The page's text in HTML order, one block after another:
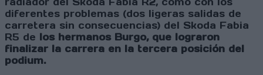
diferentes problemas (dos ligeras salidas de
carretera sin consecuencias) del Skoda Fabia
R5 de los hermanos Burgo, que lograron
finalizar la carrera en la tercera posición del
podium.